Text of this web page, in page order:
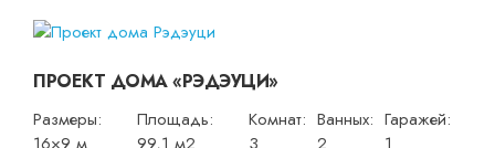
ПРОЕКТ ДОМА «РЭДЭУЦИ»
Размеры:
16×9 м
Площадь:
99,1 м2
Комнат:
3
Ванных:
2
Гаражей:
1